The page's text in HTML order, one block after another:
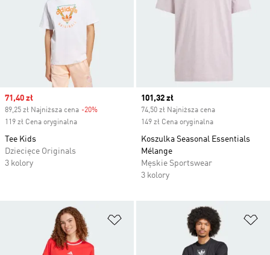
Sale price
71,40 zł
89,25 zł Najniższa cena -20%
119 zł Cena oryginalna
Tee Kids
Dziecięce Originals
3 kolory
Current price
101,32 zł
74,50 zł Najniższa cena
149 zł Cena oryginalna
Koszulka Seasonal Essentials
Mélange
Męskie Sportswear
3 kolory
Dodaj do listy życzeń